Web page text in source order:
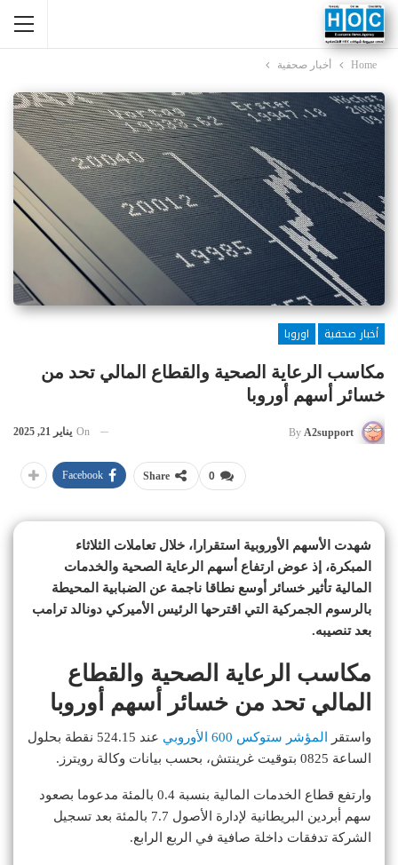
Home أخبار صحفية
أخبار صحفية
اوروبا
مكاسب الرعاية الصحية والقطاع المالي تحد من
خسائر أسهم أوروبا
By A2support
On يناير 21, 2025
0
Share
Facebook
شهدت الأسهم الأوروبية استقرارا، خلال تعاملات الثلاثاء
المبكرة، إذ عوض ارتفاع أسهم الرعاية الصحية والخدمات
المالية تأثير خسائر أوسع نطاقا ناجمة عن الضبابية المحيطة
بالرسوم الجمركية التي اقترحها الرئيس الأميركي دونالد ترامب
بعد تنصيبه.
مكاسب الرعاية الصحية والقطاع
المالي تحد من خسائر أسهم أوروبا
واستقر المؤشر ستوكس 600 الأوروبي
عند 524.15 نقطة بحلول
الساعة 0825 بتوقيت غرينتش، بحسب بيانات وكالة رويترز.
وارتفع قطاع الخدمات المالية بنسبة 0.4 بالمئة مدعوما بصعود
سهم أبردين البريطانية لإدارة الأصول 7.7 بالمئة بعد تسجيل
الشركة تدفقات داخلة صافية في الربع الرابع.